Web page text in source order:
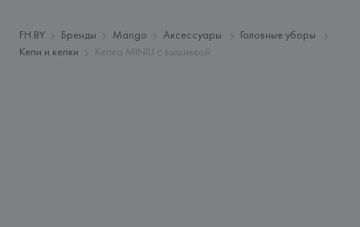
FH.BY Бренды Mango Аксессуары
Головные уборы
Кепи и кепки
Кепка MINILI с вышивкой